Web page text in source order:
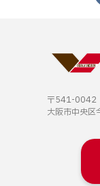
〒541-0042
大阪市中央